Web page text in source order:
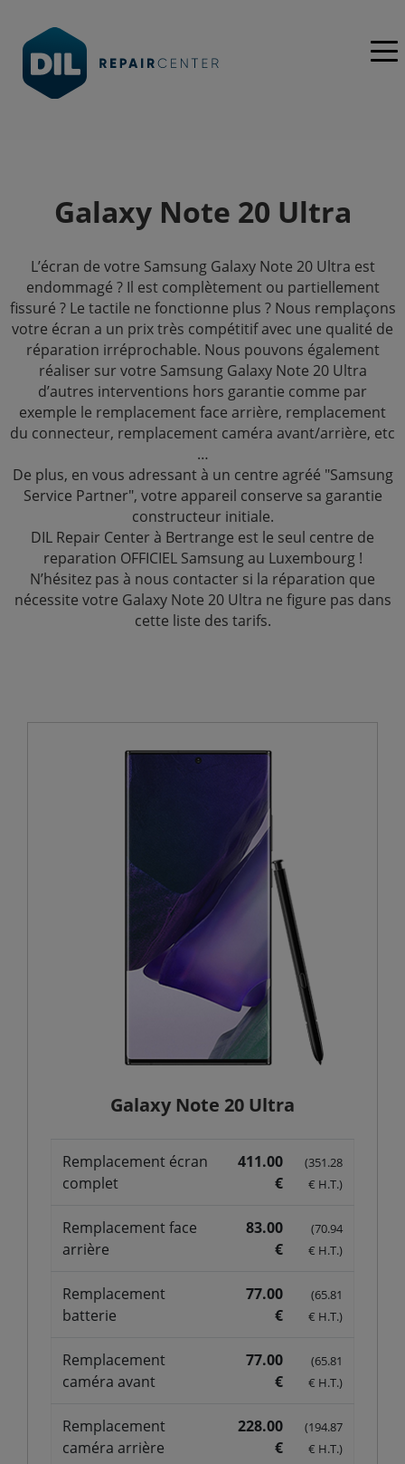
Galaxy Note 20 Ultra
L’écran de votre Samsung Galaxy Note 20 Ultra est
endommagé ? Il est complètement ou partiellement
fissuré ? Le tactile ne fonctionne plus ? Nous remplaçons
votre écran a un prix très compétitif avec une qualité de
réparation irréprochable. Nous pouvons également
réaliser sur votre Samsung Galaxy Note 20 Ultra
d’autres interventions hors garantie comme par
exemple le remplacement face arrière, remplacement
du connecteur, remplacement caméra avant/arrière, etc
…
De plus, en vous adressant à un centre agréé "Samsung
Service Partner", votre appareil conserve sa garantie
constructeur initiale.
DIL Repair Center à Bertrange est le seul centre de
reparation OFFICIEL Samsung au Luxembourg !
N’hésitez pas à nous contacter si la réparation que
nécessite votre Galaxy Note 20 Ultra ne figure pas dans
cette liste des tarifs.
Galaxy Note 20 Ultra
Remplacement écran
complet
411.00
€
(351.28
€ H.T.)
Remplacement face
arrière
83.00
€
(70.94
€ H.T.)
Remplacement
batterie
77.00
€
(65.81
€ H.T.)
Remplacement
caméra avant
77.00
€
(65.81
€ H.T.)
Remplacement
caméra arrière
228.00
€
(194.87
€ H.T.)